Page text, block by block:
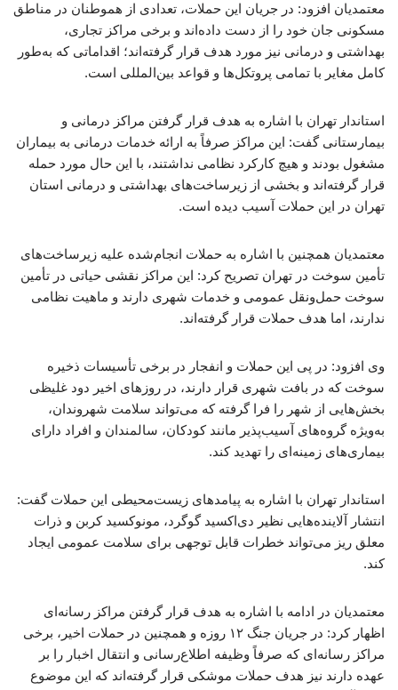
معتمدیان افزود: در جریان این حملات، تعدادی از هموطنان در مناطق
مسکونی جان خود را از دست داده‌اند و برخی مراکز تجاری،
بهداشتی و درمانی نیز مورد هدف قرار گرفته‌اند؛ اقداماتی که به‌طور
کامل مغایر با تمامی پروتکل‌ها و قواعد بین‌المللی است.
استاندار تهران با اشاره به هدف قرار گرفتن مراکز درمانی و
بیمارستانی گفت: این مراکز صرفاً به ارائه خدمات درمانی به بیماران
مشغول بودند و هیچ کارکرد نظامی نداشتند، با این حال مورد حمله
قرار گرفته‌اند و بخشی از زیرساخت‌های بهداشتی و درمانی استان
تهران در این حملات آسیب دیده است.
معتمدیان همچنین با اشاره به حملات انجام‌شده علیه زیرساخت‌های
تأمین سوخت در تهران تصریح کرد: این مراکز نقشی حیاتی در تأمین
سوخت حمل‌ونقل عمومی و خدمات شهری دارند و ماهیت نظامی
ندارند، اما هدف حملات قرار گرفته‌اند.
وی افزود: در پی این حملات و انفجار در برخی تأسیسات ذخیره
سوخت که در بافت شهری قرار دارند، در روزهای اخیر دود غلیظی
بخش‌هایی از شهر را فرا گرفته که می‌تواند سلامت شهروندان،
به‌ویژه گروه‌های آسیب‌پذیر مانند کودکان، سالمندان و افراد دارای
بیماری‌های زمینه‌ای را تهدید کند.
استاندار تهران با اشاره به پیامدهای زیست‌محیطی این حملات گفت:
انتشار آلاینده‌هایی نظیر دی‌اکسید گوگرد، مونوکسید کربن و ذرات
معلق ریز می‌تواند خطرات قابل توجهی برای سلامت عمومی ایجاد
کند.
معتمدیان در ادامه با اشاره به هدف قرار گرفتن مراکز رسانه‌ای
اظهار کرد: در جریان جنگ ۱۲ روزه و همچنین در حملات اخیر، برخی
مراکز رسانه‌ای که صرفاً وظیفه اطلاع‌رسانی و انتقال اخبار را بر
عهده دارند نیز هدف حملات موشکی قرار گرفته‌اند که این موضوع